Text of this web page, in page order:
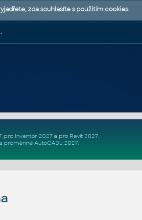
, pro Inventor 2027a pro Revit 2027.
proměnné AutoCADu 2027.
zda souhlasíte s použitím cookies.
.